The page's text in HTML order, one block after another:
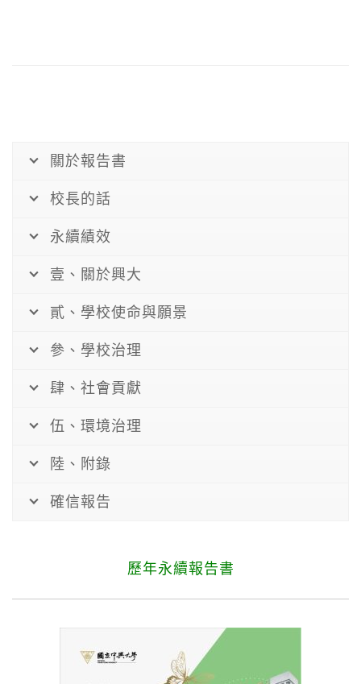
關於報告書
校長的話
永續績效
壹、關於興大
貳、學校使命與願景
參、學校治理
肆、社會貢獻
伍、環境治理
陸、附錄
確信報告
歷年永續報告書